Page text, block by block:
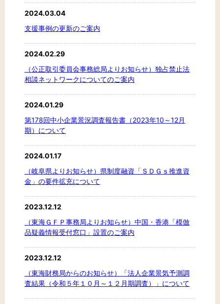
2024.03.04
支援事例の更新のご案内
2024.02.29
（公正取引委員会事務総局よりお知らせ）独占禁止法
相談ネットワークについてのご案内
2024.01.29
第178回中小企業景況調査報告書（2023年10～12月
期）について
2024.01.17
（岐阜県よりお知らせ）県制度融資「ＳＤＧｓ推進資
金」の要件拡充について
2023.12.12
（東海ＧＦＰ事務局よりお知らせ）中国・香港「模倣
品疑義情報受付窓口」設置のご案内
2023.12.12
（東海財務局からのお知らせ）「法人企業景気予測調
査結果（令和５年１０月～１２月期調査）」について